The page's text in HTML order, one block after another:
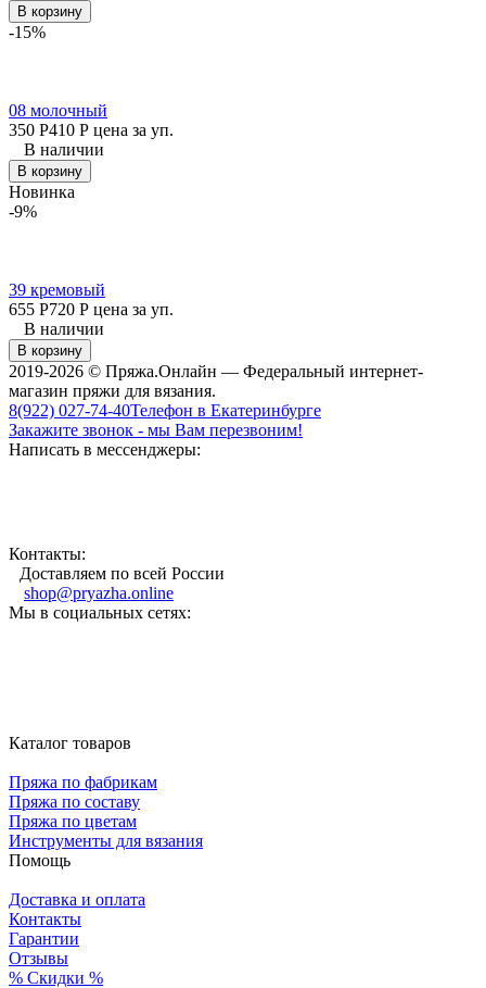
В корзину
-15%
08 молочный
350 Р410 Р цена за уп.
В наличии
В корзину
Новинка
-9%
39 кремовый
655 Р720 Р цена за уп.
В наличии
В корзину
2019-2026 © Пряжа.Онлайн — Федеральный интернет-
магазин пряжи для вязания.
8(922) 027-74-40Телефон в Екатеринбурге
Закажите звонок - мы Вам перезвоним!
Написать в мессенджеры:
Контакты:
Доставляем по всей России
shop@pryazha.online
Мы в социальных сетях:
Каталог товаров
Пряжа по фабрикам
Пряжа по составу
Пряжа по цветам
Инструменты для вязания
Помощь
Доставка и оплата
Контакты
Гарантии
Отзывы
% Скидки %